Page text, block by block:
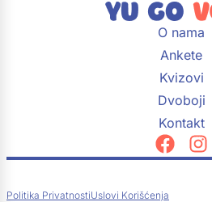
O nama
Ankete
Kvizovi
Dvoboji
Kontakt
Politika PrivatnostiUslovi Korišćenja